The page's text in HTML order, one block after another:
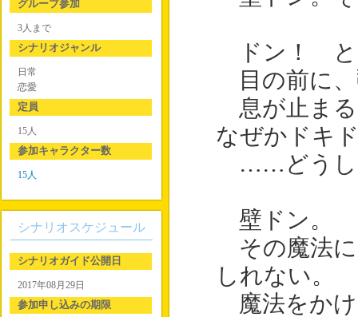
ドン！ と
目の前に、
息が止まる
なぜかドキ
……どうし
壁ドン。
その魔法に
しれない。
魔法をか
グループ参加
3人まで
シナリオジャンル
日常
恋愛
定員
15人
参加キャラクター数
15人
シナリオスケジュール
シナリオガイド公開日
2017年08月29日
参加申し込みの期限